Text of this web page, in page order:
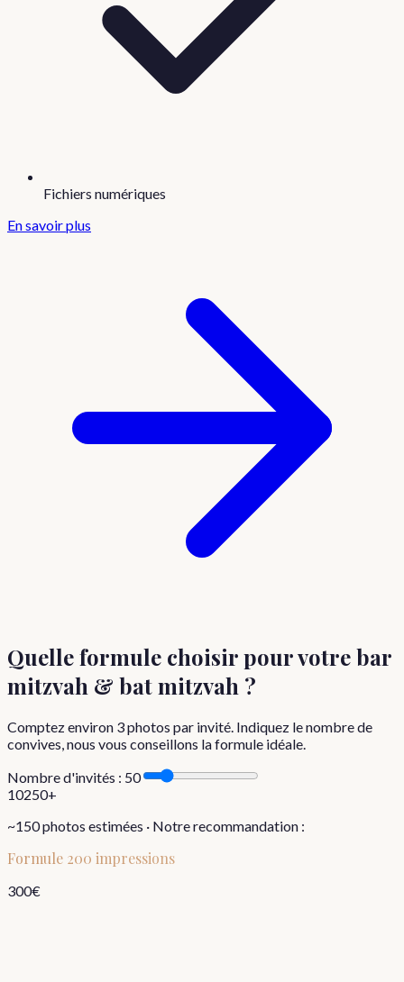
Fichiers numériques
En savoir plus
Quelle formule choisirpour votre bar
mitzvah & bat mitzvah ?
Comptez environ 3photos par invité. Indiquez le nombre de
convives, nous vous conseillons la formule idéale.
Nombre d'invités : 50
10250+
~150photos estimées · Notre recommandation :
Formule 200 impressions
300€